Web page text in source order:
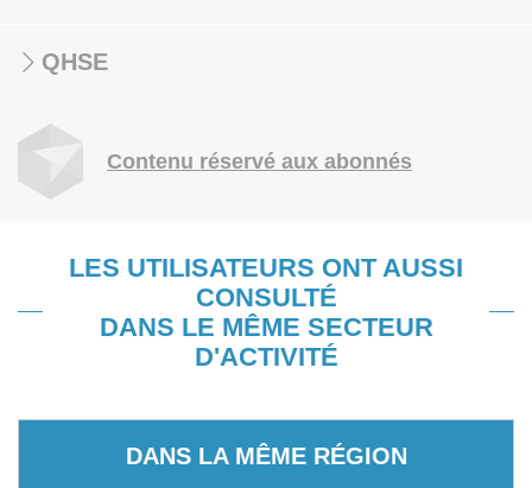
QHSE
Contenu réservé aux abonnés
LES UTILISATEURS ONT AUSSI
CONSULTÉ
DANS LE MÊME SECTEUR
D'ACTIVITÉ
DANS LA MÊME RÉGION